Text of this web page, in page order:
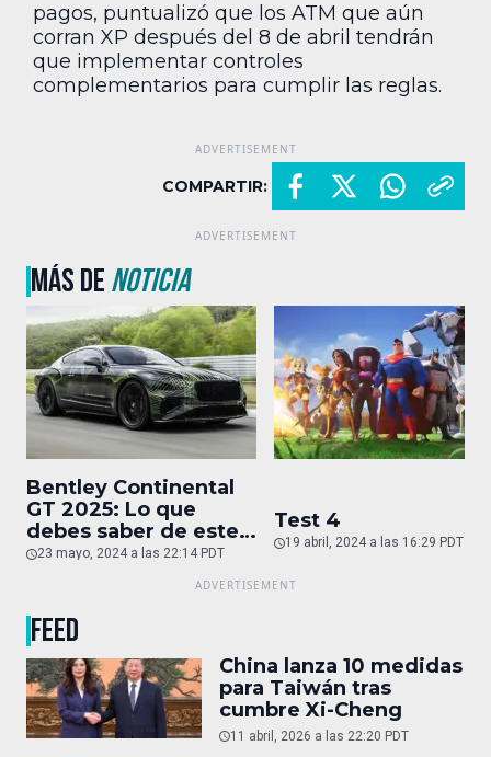
pagos, puntualizó que los ATM que aún
corran XP después del 8 de abril tendrán
que implementar controles
complementarios para cumplir las reglas.
COMPARTIR:
MÁS DENOTICIA
Bentley Continental
GT 2025: Lo que
debes saber de este
auto de superlujo
23 mayo, 2024 a las 22:14 PDT
Test 4
19 abril, 2024 a las 16:29 PDT
FEED
China lanza 10 medidas
para Taiwán tras
cumbre Xi-Cheng
11 abril, 2026 a las 22:20 PDT